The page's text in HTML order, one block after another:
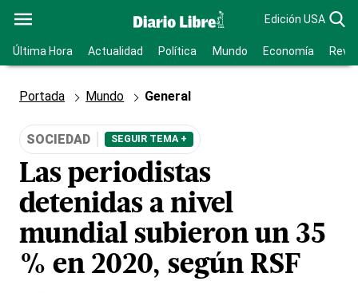
Edición USA
Última Hora Actualidad Política Mundo Economía
Portada Mundo General
SOCIEDAD SEGUIR TEMA +
Las periodistas
detenidas a nivel
mundial subieron un 35
% en 2020, según RSF